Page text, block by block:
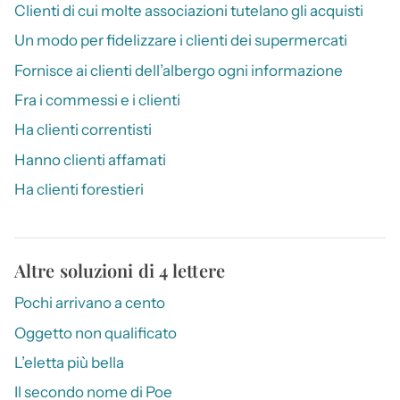
Clienti di cui molte associazioni tutelano gli acquisti
Un modo per fidelizzare i clienti dei supermercati
Fornisce ai clienti dell’albergo ogni informazione
Fra i commessi e i clienti
Ha clienti correntisti
Hanno clienti affamati
Ha clienti forestieri
Altre soluzioni di 4 lettere
Pochi arrivano a cento
Oggetto non qualificato
L’eletta più bella
Il secondo nome di Poe